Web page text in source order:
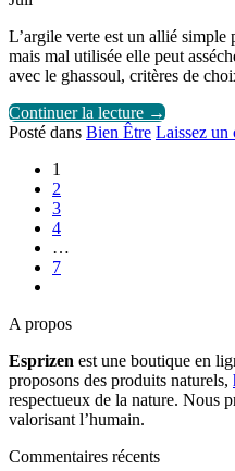
L’argile verte est un allié simple
mais mal utilisée elle peut
avec le ghassoul, critères de
Continuer la lecture →
Posté dans Bien Être Laissez un
1
2
3
4
…
7
A propos
Esprizen est une boutique en
proposons des produits naturels,
respectueux de la nature. Nous
valorisant l’humain.
Commentaires récents